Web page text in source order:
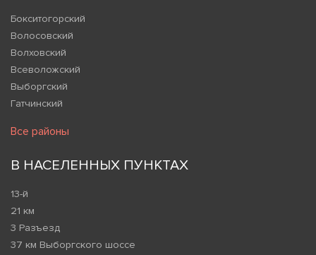
Бокситогорский
Волосовский
Волховский
Всеволожский
Выборгский
Гатчинский
Все районы
В НАСЕЛЕННЫХ ПУНКТАХ
13-й
21 км
3 Разъезд
37 км Выборгского шоссе